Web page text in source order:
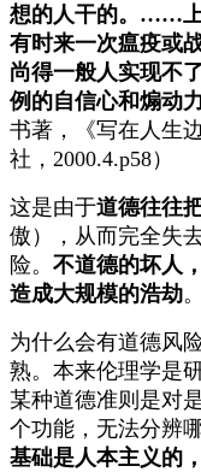
想的人干的。……上
有时来一次瘟疫或
尚得一般人实现不
例的自信心和煽动
书著，《写在人生
社，2000.4.p58）
这是由于道德往往
傲），从而完全失
险。 不道德的坏人
造成大规模的浩劫。
为什么会有道德风
熟。本来伦理学是
某种道德准则是对
个功能，无法分辨
基础是人本主义的